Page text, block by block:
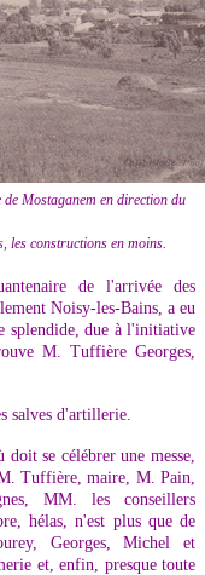
Mostaganem en direction du
les constructions en moins.
de l'arrivée des
Noisy-les-Bains, a eu
splendide, due à l'initiative
M. Tuffière Georges,
salves d'artillerie.
se célébrer une messe,
Tuffière, maire, M. Pain,
MM. les conseillers
hélas, n'est plus que de
Georges, Michel et
et, enfin, presque toute